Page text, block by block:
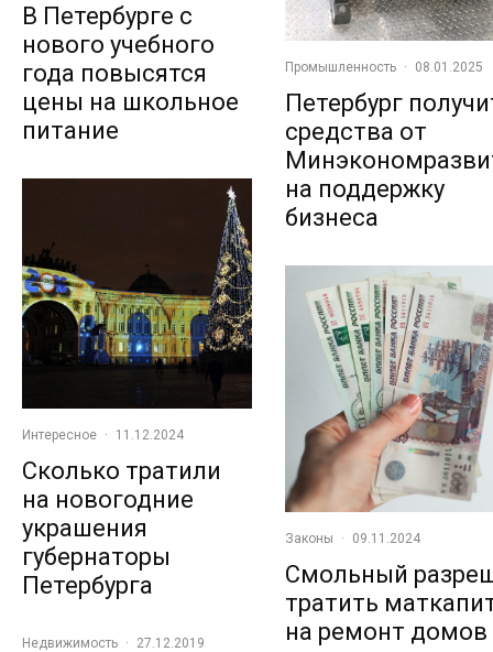
В Петербурге с
нового учебного
года повысятся
цены на школьное
питание
Интересное · 11.12.2024
Сколько тратили
на новогодние
украшения
губернаторы
Петербурга
Недвижимость · 27.12.2019
Промышленность · 08.01.2025
Петербург
средства от
на поддержку
бизнеса
Законы · 09.11.2024
Смольный
тратить
на ремонт домов